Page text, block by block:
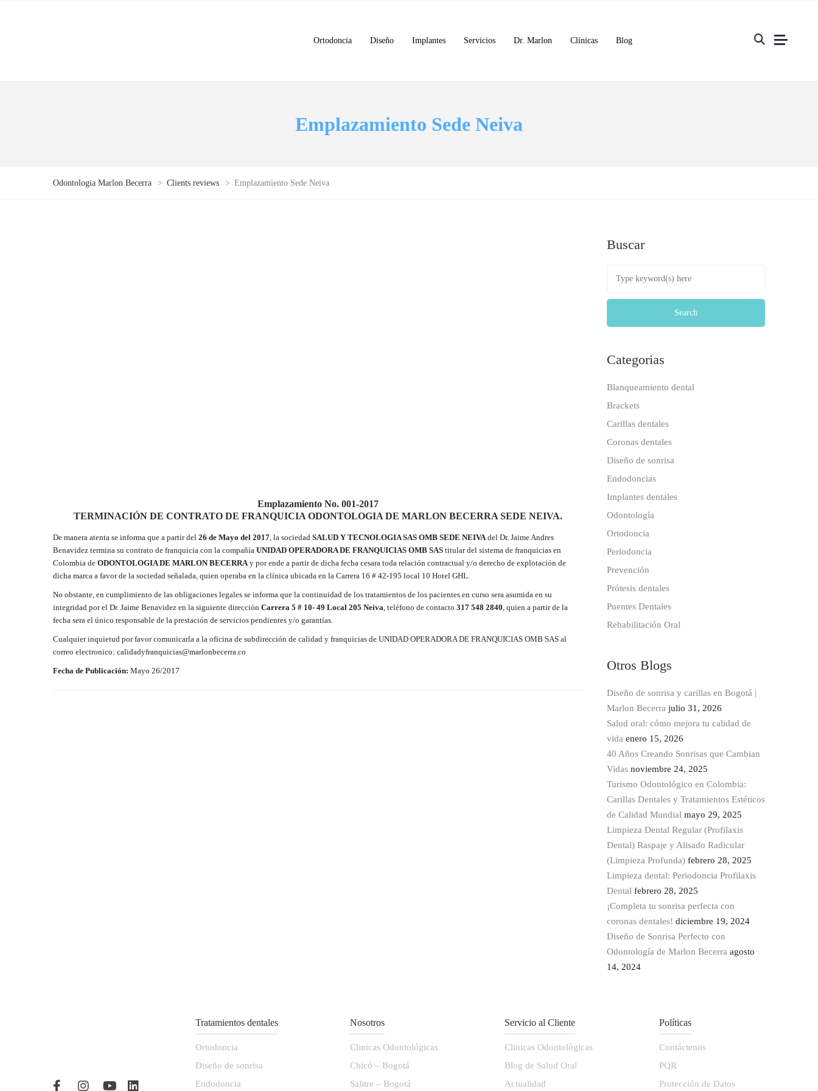
Ortodoncia Diseño Implantes Servicios Dr. Marlon Clínicas Blog
Emplazamiento Sede Neiva
Odontologia Marlon Becerra > Clients reviews > Emplazamiento Sede Neiva
Emplazamiento No. 001-2017
TERMINACIÓN DE CONTRATO DE FRANQUICIA ODONTOLOGIA DE MARLON BECERRA SEDE NEIVA.
De manera atenta se informa que a partir del 26 de Mayo del 2017, la sociedad SALUD Y TECNOLOGIA SAS OMB SEDE NEIVAdel Dr. Jaime Andres
Benavidez termina su contrato de franquicia con la compañía UNIDAD OPERADORA DE FRANQUICIAS OMB SAS titular del sistema de franquicias en
Colombia de ODONTOLOGIA DE MARLON BECERRAy por ende a partir de dicha fecha cesara toda relación contractual y/o derecho de explotación de
dicha marca a favor de la sociedad señalada, quien operaba en la clínica ubicada en la Carrera 16 # 42-195 local 10 Hotel GHL.
No obstante, en cumplimiento de las obligaciones legales se informa que la continuidad de los tratamientos de los pacientes en curso sera asumida en su
integridad por el Dr. Jaime Benavidez en la siguiente dirección Carrera 5 # 10- 49 Local 205 Neiva, teléfono de contacto 317 548 2840, quien a partir de la
fecha sera el único responsable de la prestación de servicios pendientes y/o garantías.
Cualquier inquietud por favor comunicarla a la oficina de subdirección de calidad y franquicias de UNIDAD OPERADORA DE FRANQUICIAS OMB SAS al
correo electronico: calidadyfranquicias@marlonbecerra.co
Fecha de Publicación: Mayo 26/2017
Buscar
Categorias
Blanqueamiento dental
Brackets
Carillas dentales
Coronas dentales
Diseño de sonrisa
Endodoncias
Implantes dentales
Odontología
Ortodoncia
Periodoncia
Prevención
Prótesis dentales
Puentes Dentales
Rehabilitación Oral
Otros Blogs
Diseño de sonrisa y carillas en Bogotá |
Marlon Becerra julio 31, 2026
Salud oral: cómo mejora tu calidad de
vida enero 15, 2026
40 Años Creando Sonrisas que Cambian
Vidas noviembre 24, 2025
Turismo Odontológico en Colombia:
Carillas Dentales y Tratamientos Estéticos
de Calidad Mundial mayo 29, 2025
Limpieza Dental Regular (Profilaxis
Dental) Raspaje y Alisado Radicular
(Limpieza Profunda) febrero 28, 2025
Limpieza dental: Periodoncia Profilaxis
Dental febrero 28, 2025
¡Completa tu sonrisa perfecta con
coronas dentales! diciembre 19, 2024
Diseño de Sonrisa Perfecto con
Odontología de Marlon Becerra agosto
14, 2024
Tratamientos dentales
Ortodoncia
Diseño de sonrisa
Endodoncia
Nosotros
Clinicas Odontológicas
Chicó – Bogotá
Salitre – Bogotá
Servicio al Cliente
Clinicas Odontológicas
Blog de Salud Oral
Actualidad
Políticas
Contáctenos
PQR
Protección de Datos